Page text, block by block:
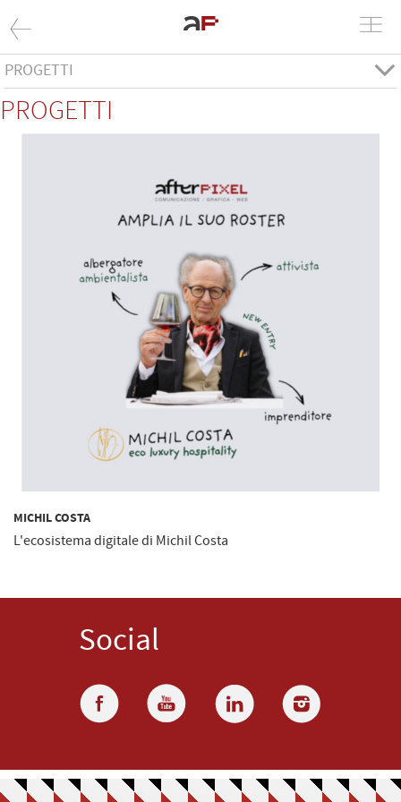
PROGETTI
PROGETTI
MICHIL COSTA
L'ecosistema digitale di Michil Costa
Social